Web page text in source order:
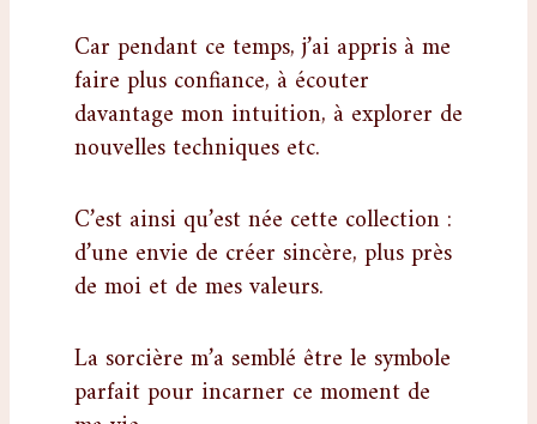
Car pendant ce temps, j’ai appris à me
faire plus confiance, à écouter
davantage mon intuition, à explorer de
nouvelles techniques etc.
C’est ainsi qu’est née cette collection :
d’une envie de créer sincère, plus près
de moi et de mes valeurs.
La sorcière m’a semblé être le symbole
parfait pour incarner ce moment de